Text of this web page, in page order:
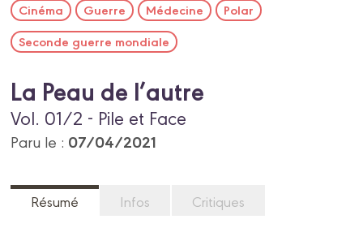
Cinéma Guerre Médecine
Polar
Seconde guerre mondiale
La Peau de l’autre
Vol. 01/2 - Pile et Face
Paru le : 07/04/2021
Résumé Infos Critiques